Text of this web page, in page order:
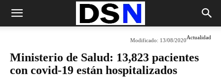
Actualidad
Modificado: 13/08/2020
Ministerio de Salud: 13,823 pacientes
con covid-19 están hospitalizados